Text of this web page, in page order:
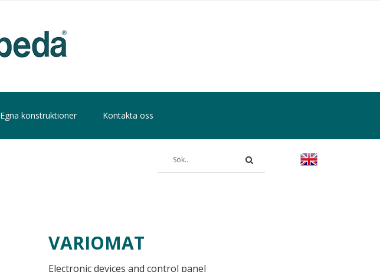
Egna konstruktioner Kontakta oss
VARIOMAT
Electronic devices and control panel